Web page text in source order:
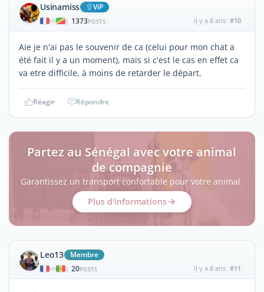
Usinamiss ViP
| 1373POSTS il y a 8 ans #10
Aie je n'ai pas le souvenir de ca (celui pour mon chat a
été fait il y a un moment), mais si c'est le cas en effet ca
va etre difficile, à moins de retarder le départ.
Réagir Répondre
Partez au Sénégal avec votre animal
de compagnie
Garantissez un transport confortable pour votre animal.
Plus d'informations
Leo13 Membre
| 20POSTS il y a 8 ans #11